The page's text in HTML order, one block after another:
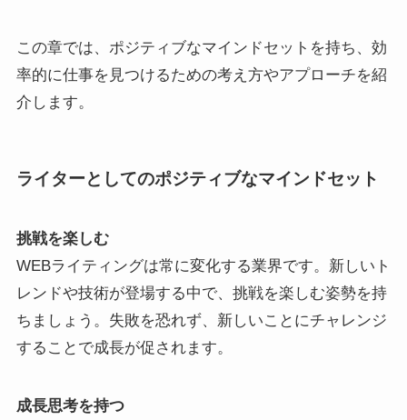
この章では、ポジティブなマインドセットを持ち、効
率的に仕事を見つけるための考え方やアプローチを紹
介します。
ライターとしてのポジティブなマインドセット
挑戦を楽しむ
WEBライティングは常に変化する業界です。新しいト
レンドや技術が登場する中で、挑戦を楽しむ姿勢を持
ちましょう。失敗を恐れず、新しいことにチャレンジ
することで成長が促されます。
成長思考を持つ